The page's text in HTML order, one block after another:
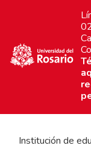
Institución de